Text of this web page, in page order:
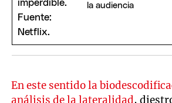
la audiencia
En este sentido la
análisis de la lateralidad ,